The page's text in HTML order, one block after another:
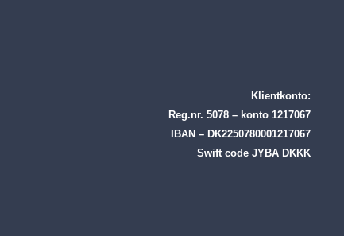
Klientkonto:
Reg.nr. 5078 – konto 1217067
IBAN – DK2250780001217067
Swift code JYBA DKKK